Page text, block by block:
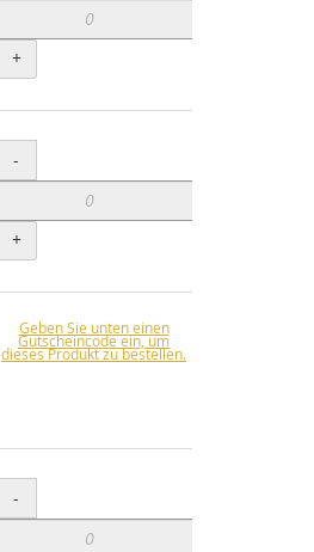
+
Menge
-
+
Geben Sie unten einen
Gutscheincode ein, um
dieses Produkt zu bestellen.
Menge
-